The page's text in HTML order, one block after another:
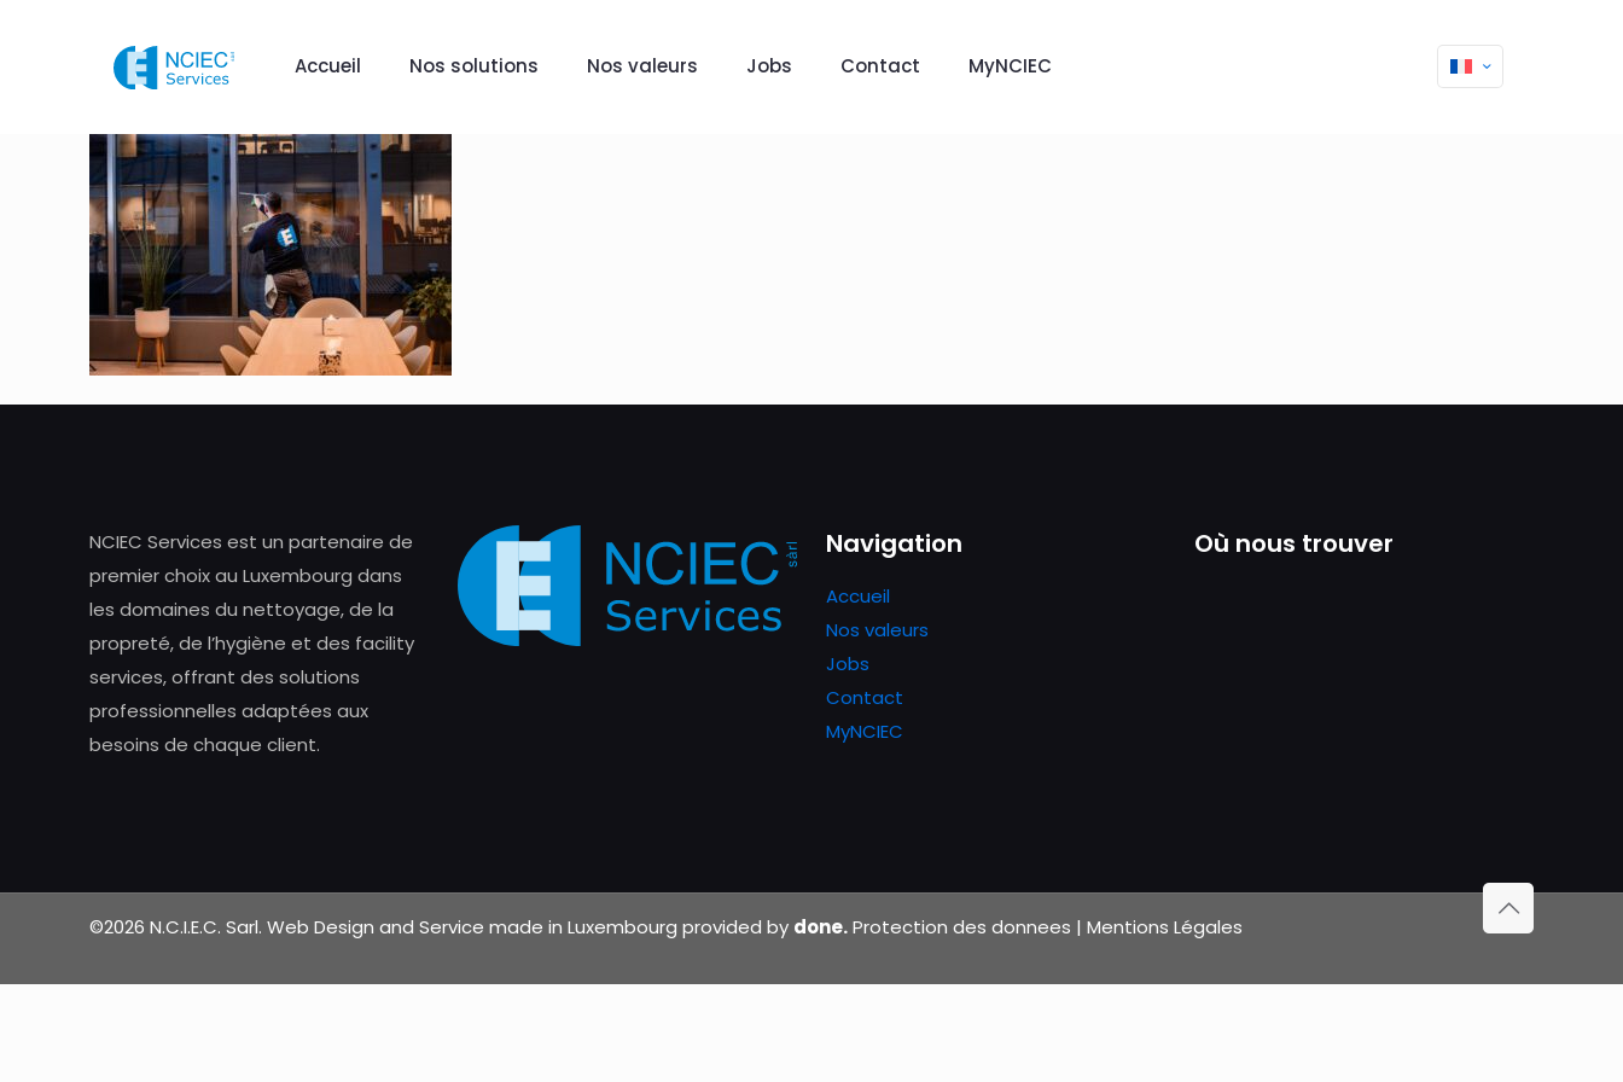
Accueil Nos solutions Nos valeurs Jobs Contact MyNCIEC
NCIEC Services est un partenaire de
premier choix au Luxembourg dans
les domaines du nettoyage, de la
propreté, de l’hygiène et des facility
services, offrant des solutions
professionnelles adaptées aux
besoins de chaque client.
Navigation
Accueil
Nos valeurs
Jobs
Contact
MyNCIEC
Où nous trouver
©2026 N.C.I.E.C. Sarl. Web Design and Service made in Luxembourg provided by done.Protection des donnees | Mentions Légales